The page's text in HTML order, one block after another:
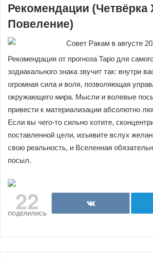
Рекомендации
Повеление)
Рекомендация от прогноза Таро для
зодиакального знака звучит так: внутри
огромная сила и воля, позволяющая
окружающего мира. Мысли и волевые
привести к материализации абсолютно
Если вы чего-то сильно хотите,
поставленной цели, изъявите вслух
свою реальность, и Вселенная
посыл.
22
ПОДЕЛИЛИСЬ